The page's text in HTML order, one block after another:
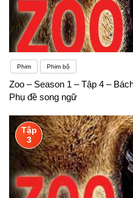
Phim Phim bộ
Zoo – Season 1 – Tập 4 –
Phụ đề song ngữ
Tập
3